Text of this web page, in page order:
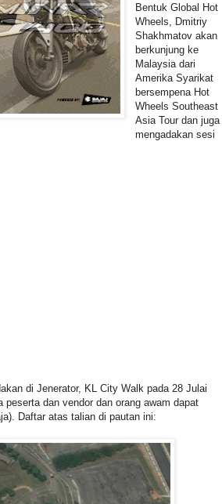
Bentuk Global Hot
Wheels, Dmitriy
Shakhmatov akan
berkunjung ke
Malaysia dari
Amerika Syarikat
bersempena Hot
Wheels Southeast
Asia Tour dan juga
mengadakan sesi
di Jenerator, KL City Walk pada 28 Julai
dan vendor dan orang awam dapat
Daftar atas talian di pautan ini: